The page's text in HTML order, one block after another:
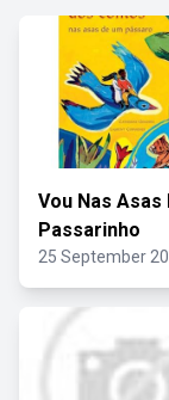
Vou Nas Asas
Passarinho
25 September